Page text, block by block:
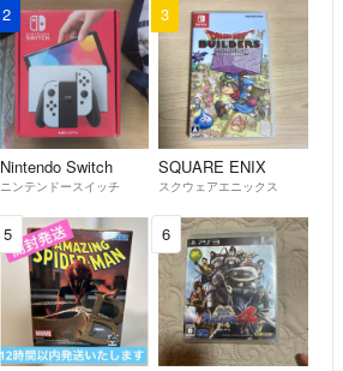
2
Nintendo Switch
ニンテンドースイッチ
3
SQUARE ENIX
スクウェアエニックス
5 6